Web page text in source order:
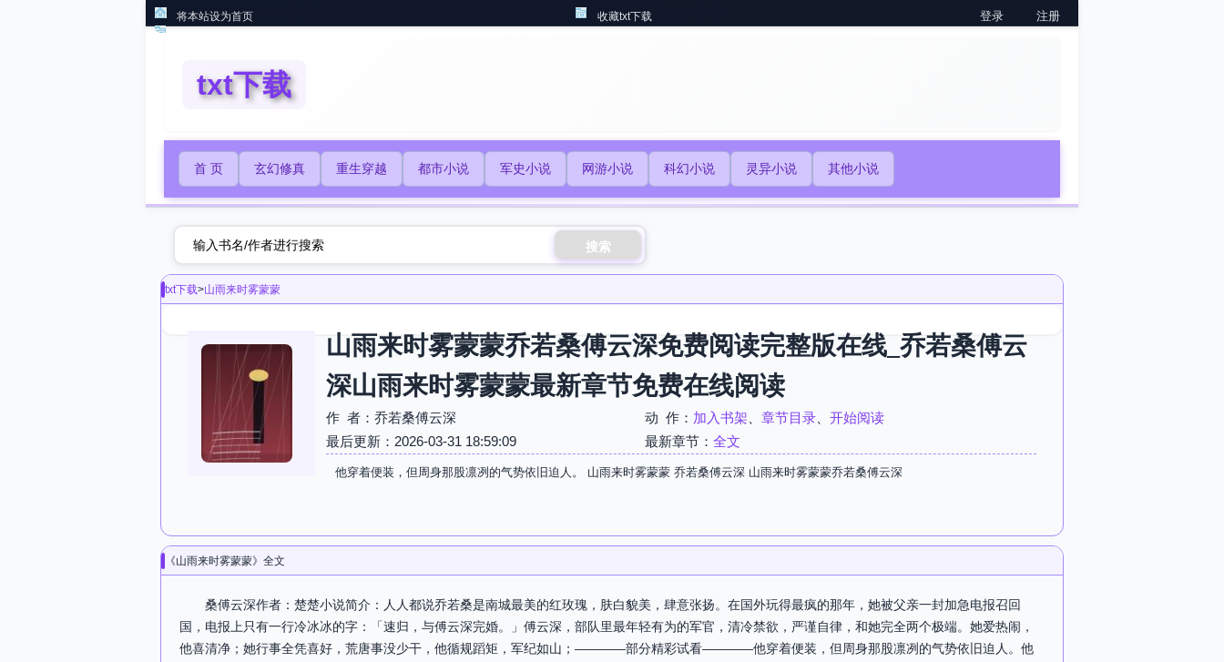
将本站设为首页 收藏txt下载 登录 注册
txt下载
首 页 玄幻修真 重生穿越 都市小说 军史小说 网游小说 科幻小说 灵异小说 其他小说
搜索
txt下载>山雨来时雾蒙蒙
山雨来时雾蒙蒙乔若桑傅云深免费阅读完整版在线_乔若桑傅云
深山雨来时雾蒙蒙最新章节免费在线阅读
作 者：乔若桑傅云深 动 作： 加入书架 章节目录
开始阅读
最后更新：2026-03-31 18:59:09
最新章节： 全文
他穿着便装，但周身那股凛冽的气势依旧迫人。 山雨来时雾蒙蒙 乔若桑傅云深 山雨来时雾蒙蒙乔若桑傅云深
《山雨来时雾蒙蒙》全文
桑傅云深作者：楚楚小说简介：人人都说乔若桑是南城最美的红玫瑰，肤白貌美，肆意张扬。在国外玩得最疯的那年，她被父亲一封加急电报召回
国，电报上只有一行冷冰冰的字：「速归，与傅云深完婚。」傅云深，部队里最年轻有为的军官，清冷禁欲，严谨自律，和她完全两个极端。她爱热闹，
他喜清净；她行事全凭喜好，荒唐事没少干，他循规蹈矩，军纪如山；————部分精彩试看————他穿着便装，但周身那股凛冽的气势依旧迫人。他